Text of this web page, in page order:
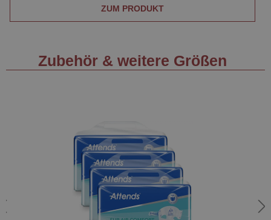
ZUM PRODUKT
Zubehör & weitere Größen